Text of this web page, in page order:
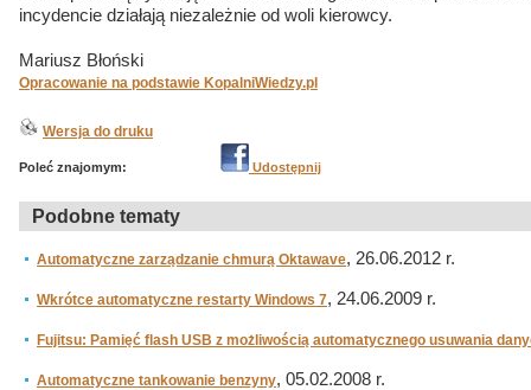
incydencie działają niezależnie od woli kierowcy.
Mariusz Błoński
Opracowanie na podstawie KopalniWiedzy.pl
Wersja do druku
Poleć znajomym: Udostępnij
Podobne tematy
Automatyczne zarządzanie chmurą Oktawave, 26.06.2012 r.
Wkrótce automatyczne restarty Windows 7, 24.06.2009 r.
Fujitsu: Pamięć flash USB z możliwością automatycznego usuwania
Automatyczne tankowanie benzyny, 05.02.2008 r.